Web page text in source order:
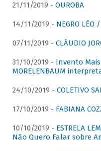
21/11/2019 - OUROBA
14/11/2019 - NEGRO
07/11/2019 - CLÁUDIO
31/10/2019 - Invento Mais
MORELENBAUM
24/10/2019 - COLETIVO
17/10/2019 - FABIANA
10/10/2019 - ESTRELA
Não Quero Falar sobre